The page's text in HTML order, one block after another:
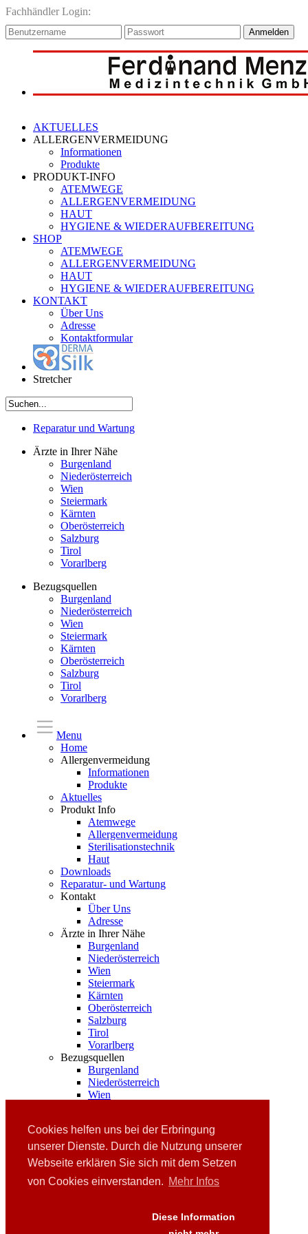
Cookies helfen uns bei der Erbringung
unserer Dienste. Durch die Nutzung unserer
Webseite erklären Sie sich mit dem Setzen
von Cookies einverstanden. Mehr Infos
Diese Information
Fachhändler Login:
Anmelden
AKTUELLES
ALLERGENVERMEIDUNG
Informationen
Produkte
PRODUKT-INFO
ATEMWEGE
ALLERGENVERMEIDUNG
HAUT
HYGIENE & WIEDERAUFBEREITUNG
SHOP
ATEMWEGE
ALLERGENVERMEIDUNG
HAUT
HYGIENE & WIEDERAUFBEREITUNG
KONTAKT
Über Uns
Adresse
Kontaktformular
Stretcher
Reparatur und Wartung
Ärzte in Ihrer Nähe
Burgenland
Niederösterreich
Wien
Steiermark
Kärnten
Oberösterreich
Salzburg
Tirol
Vorarlberg
Bezugsquellen
Burgenland
Niederösterreich
Wien
Steiermark
Kärnten
Oberösterreich
Salzburg
Tirol
Vorarlberg
Menu
Home
Allergenvermeidung
Informationen
Produkte
Aktuelles
Produkt Info
Atemwege
Allergenvermeidung
Sterilisationstechnik
Haut
Downloads
Reparatur- und Wartung
Kontakt
Über Uns
Adresse
Ärzte in Ihrer Nähe
Burgenland
Niederösterreich
Wien
Steiermark
Kärnten
Oberösterreich
Salzburg
Tirol
Vorarlberg
Bezugsquellen
Burgenland
Niederösterreich
Wien
Oberösterreich
Salzburg
Tirol
Vorarlberg